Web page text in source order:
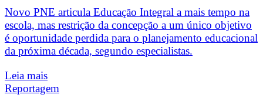
Novo PNE articula Educação Integral a mais tempo na
escola, mas restrição da concepção a um único objetivo
é oportunidade perdida para o planejamento educacional
da próxima década, segundo especialistas.
Leia mais
Reportagem